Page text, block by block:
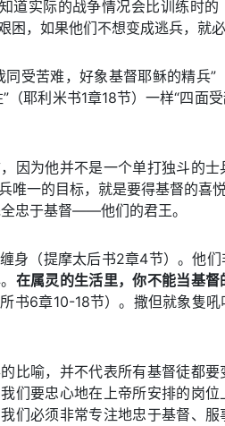
道实际的战争情况会比训练时的
困，如果他们不想变成逃兵，就
同受苦难，好象基督耶稣的精兵
（耶利米书1章18节）一样“四面
因为他并不是一个单打独斗的
唯一的目标，就是要得基督的喜
忠于基督——他们的君王。
身（提摩太后书2章4节）。他
在属灵的生活里，你不能当基督
书6章10-18节）。撒但就象隻
比喻，并不代表所有基督徒都
们要忠心地在上帝所安排的岗
们必须非常专注地忠于基督、